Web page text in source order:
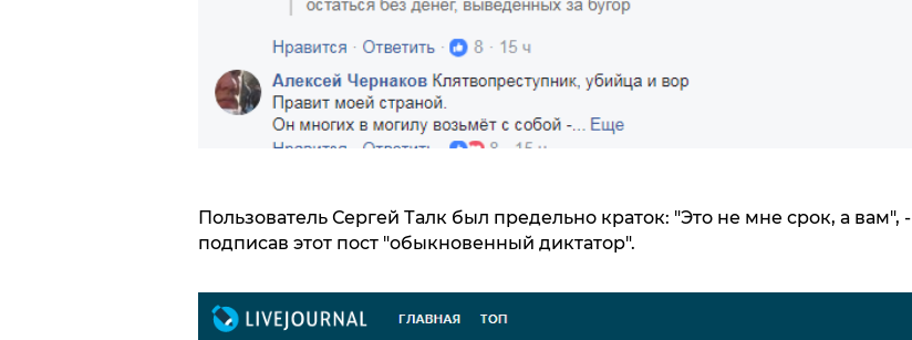
Пользователь Сергей Талк был предельно краток: "Это не мне срок, а вам", -
подписав этот пост "обыкновенный диктатор".